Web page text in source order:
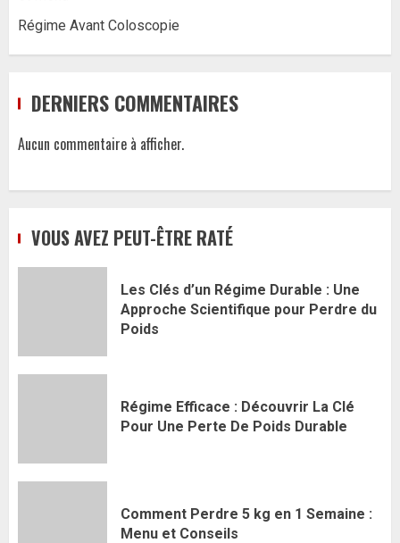
Régime Avant Coloscopie
DERNIERS COMMENTAIRES
Aucun commentaire à afficher.
VOUS AVEZ PEUT-ÊTRE RATÉ
Les Clés d’un Régime Durable : Une
Approche Scientifique pour Perdre du
Poids
Régime Efficace : Découvrir La Clé
Pour Une Perte De Poids Durable
Comment Perdre 5 kg en 1 Semaine :
Menu et Conseils